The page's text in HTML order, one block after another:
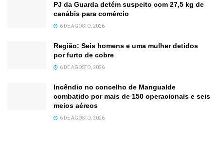
PJ da Guarda detém suspeito com 27,5 kg de
canábis para comércio
6 DE AGOSTO, 2026
Região: Seis homens e uma mulher detidos
por furto de cobre
6 DE AGOSTO, 2026
Incêndio no concelho de Mangualde
combatido por mais de 150 operacionais e seis
meios aéreos
6 DE AGOSTO, 2026